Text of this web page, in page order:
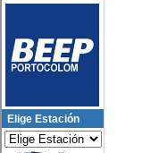
Elige Estación